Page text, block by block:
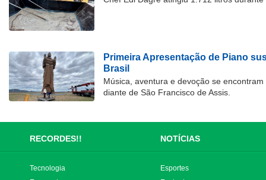
Primeira Apresentação de Piano
Brasil
Música, aventura e devoção se
diante de São Francisco de Assis.
RECORDES!! NOTÍCIAS
Tecnologia
Esportes